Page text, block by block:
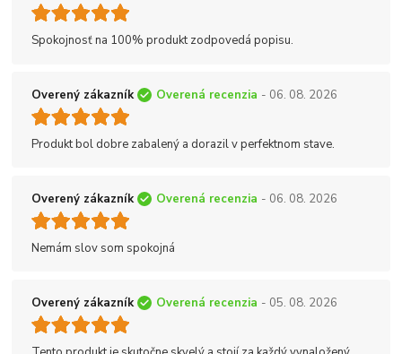
Spokojnosť na 100% produkt zodpovedá popisu.
Overený zákazník Overená recenzia - 06. 08. 2026
Produkt bol dobre zabalený a dorazil v perfektnom stave.
Overený zákazník Overená recenzia - 06. 08. 2026
Nemám slov som spokojná
Overený zákazník Overená recenzia - 05. 08. 2026